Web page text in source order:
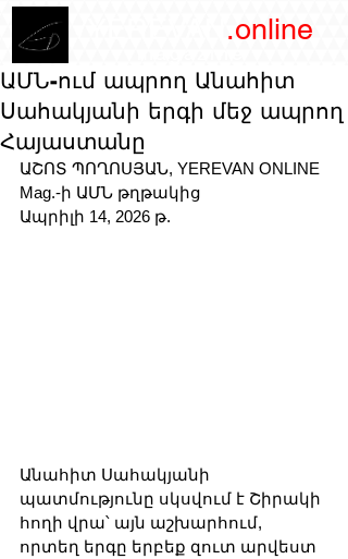
.online
ԱՄՆ-ում ապրող Անահիտ
Սահակյանի երգի մեջ ապրող
Հայաստանը
ԱՇՈՏ ՊՈՂՈՍՅԱՆ, YEREVAN ONLINE
Mag.-ի ԱՄՆ թղթակից
Ապրիլի 14, 2026 թ.
Անահիտ Սահակյանի
պատմությունը սկսվում է Շիրակի
հողի վրա՝ այն աշխարհում,
որտեղ երգը երբեք զուտ արվեստ